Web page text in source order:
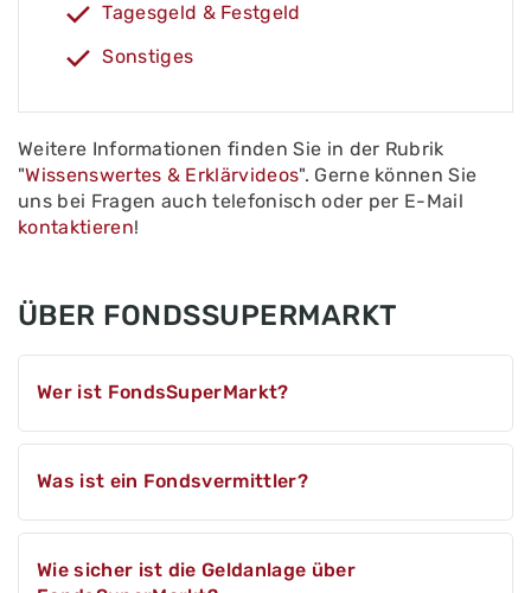
Tagesgeld & Festgeld
Sonstiges
Weitere Informationen finden Sie in der Rubrik
"Wissenswertes & Erklärvideos". Gerne können Sie
uns bei Fragen auch telefonisch oder per E-Mail
kontaktieren!
ÜBER FONDSSUPERMARKT
Wer ist FondsSuperMarkt?
mit Sitz in Miltenberg (Unterfranken). Wir sind ein
unabhängiger Vermittler für Investmentfonds
(Fondsvermittler) und betreuen derzeit ein
Kundenvermögen von ca. 1.136 Millionen Euro
Was ist ein Fondsvermittler?
meist keine Anlageberatung an, dafür ist er
Wie sicher ist die Geldanlage über